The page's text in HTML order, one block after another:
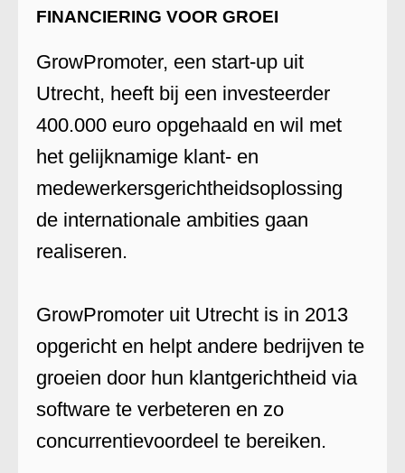
FINANCIERING VOOR GROEI
GrowPromoter, een start-up uit
Utrecht, heeft bij een investeerder
400.000 euro opgehaald en wil met
het gelijknamige klant- en
medewerkersgerichtheidsoplossing
de internationale ambities gaan
realiseren.
GrowPromoter uit Utrecht is in 2013
opgericht en helpt andere bedrijven te
groeien door hun klantgerichtheid via
software te verbeteren en zo
concurrentievoordeel te bereiken.